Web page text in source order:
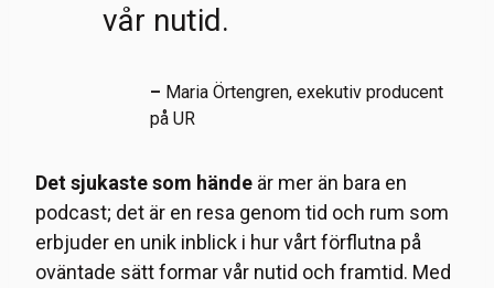
vår nutid.
– Maria Örtengren, exekutiv producent
på UR
Det sjukaste som hände är mer än bara en
podcast; det är en resa genom tid och rum som
erbjuder en unik inblick i hur vårt förflutna på
oväntade sätt formar vår nutid och framtid. Med